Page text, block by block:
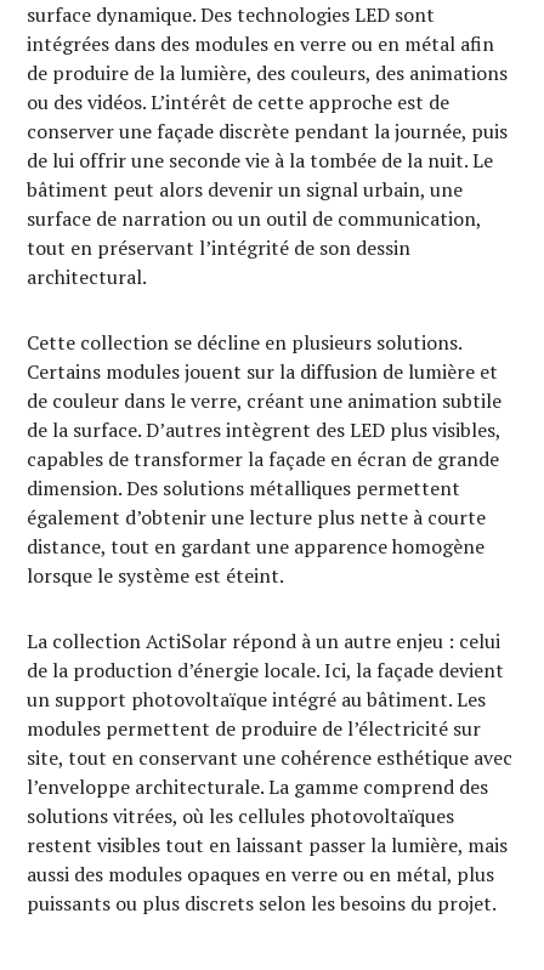
surface dynamique. Des technologies LED sont
intégrées dans des modules en verre ou en métal afin
de produire de la lumière, des couleurs, des animations
ou des vidéos. L’intérêt de cette approche est de
conserver une façade discrète pendant la journée, puis
de lui offrir une seconde vie à la tombée de la nuit. Le
bâtiment peut alors devenir un signal urbain, une
surface de narration ou un outil de communication,
tout en préservant l’intégrité de son dessin
architectural.
Cette collection se décline en plusieurs solutions.
Certains modules jouent sur la diffusion de lumière et
de couleur dans le verre, créant une animation subtile
de la surface. D’autres intègrent des LED plus visibles,
capables de transformer la façade en écran de grande
dimension. Des solutions métalliques permettent
également d’obtenir une lecture plus nette à courte
distance, tout en gardant une apparence homogène
lorsque le système est éteint.
La collection ActiSolar répond à un autre enjeu : celui
de la production d’énergie locale. Ici, la façade devient
un support photovoltaïque intégré au bâtiment. Les
modules permettent de produire de l’électricité sur
site, tout en conservant une cohérence esthétique avec
l’enveloppe architecturale. La gamme comprend des
solutions vitrées, où les cellules photovoltaïques
restent visibles tout en laissant passer la lumière, mais
aussi des modules opaques en verre ou en métal, plus
puissants ou plus discrets selon les besoins du projet.